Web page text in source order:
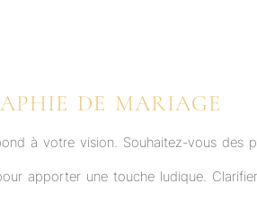
DE MARIAGE
à votre vision. Souhaitez-vous des
apporter une touche ludique.